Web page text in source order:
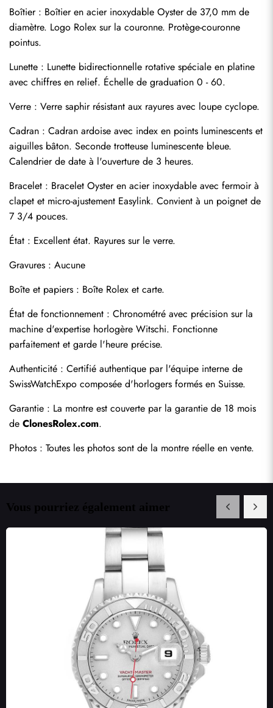
Boîtier : Boîtier en acier inoxydable Oyster de 37,0 mm de
diamètre. Logo Rolex sur la couronne. Protège-couronne
pointus.
Lunette : Lunette bidirectionnelle rotative spéciale en platine
avec chiffres en relief. Échelle de graduation 0 - 60.
Verre : Verre saphir résistant aux rayures avec loupe cyclope.
Cadran : Cadran ardoise avec index en points luminescents et
aiguilles bâton. Seconde trotteuse luminescente bleue.
Calendrier de date à l'ouverture de 3 heures.
Bracelet : Bracelet Oyster en acier inoxydable avec fermoir à
clapet et micro-ajustement Easylink. Convient à un poignet de
7 3/4 pouces.
État : Excellent état. Rayures sur le verre.
Gravures : Aucune
Boîte et papiers : Boîte Rolex et carte.
État de fonctionnement : Chronométré avec précision sur la
machine d'expertise horlogère Witschi. Fonctionne
parfaitement et garde l'heure précise.
Authenticité : Certifié authentique par l'équipe interne de
SwissWatchExpo composée d'horlogers formés en Suisse.
Garantie : La montre est couverte par la garantie de 18 mois
de ClonesRolex.com.
Photos : Toutes les photos sont de la montre réelle en vente.
Vous pourriez également aimer